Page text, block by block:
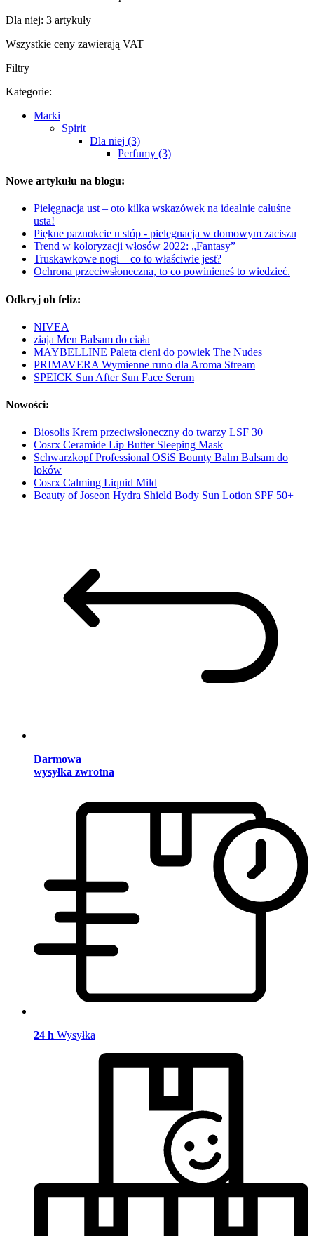
Dla niej: 3 artykuły
Wszystkie ceny zawierają VAT
Filtry
Kategorie:
Marki
Spirit
Dla niej (3)
Perfumy (3)
Nowe artykułu na blogu:
Pielęgnacja ust – oto kilka wskazówek na idealnie całuśne
usta!
Piękne paznokcie u stóp - pielęgnacja w domowym zaciszu
Trend w koloryzacji włosów 2022: „Fantasy”
Truskawkowe nogi – co to właściwie jest?
Ochrona przeciwsłoneczna, to co powinieneś to wiedzieć.
Odkryj oh feliz:
NIVEA
ziaja Men Balsam do ciała
MAYBELLINE Paleta cieni do powiek The Nudes
PRIMAVERA Wymienne runo dla Aroma Stream
SPEICK Sun After Sun Face Serum
Nowości:
Biosolis Krem przeciwsłoneczny do twarzy LSF 30
Cosrx Ceramide Lip Butter Sleeping Mask
Schwarzkopf Professional OSiS Bounty Balm Balsam do
loków
Cosrx Calming Liquid Mild
Beauty of Joseon Hydra Shield Body Sun Lotion SPF 50+
Darmowa
wysyłka zwrotna
24 h Wysyłka